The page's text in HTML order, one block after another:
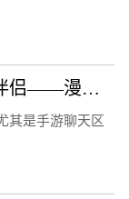
白嫖无线充电器！夏日手游降温伴侣——漫步者C4 Pro磁吸散热器
其是手游聊天区